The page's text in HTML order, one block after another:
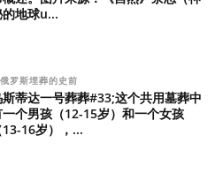
地球u...
罗斯埋葬的史前
蒂达一号葬葬#33;这个共用墓葬中
个男孩（12-15岁）和一个女孩
13-16岁），...